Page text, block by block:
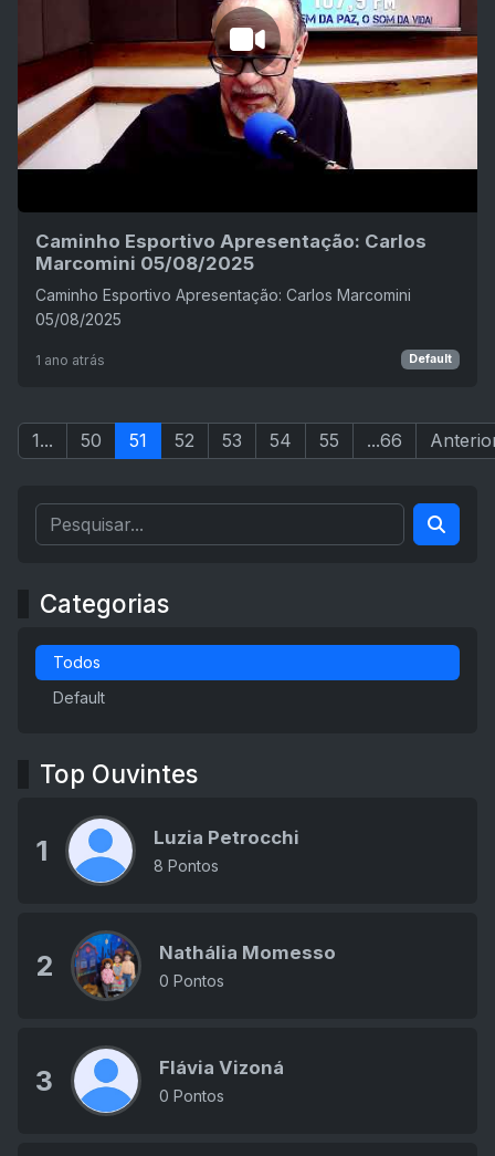
Caminho Esportivo Apresentação: Carlos
Marcomini 05/08/2025
Caminho Esportivo Apresentação: Carlos Marcomini
05/08/2025
1 ano atrás Default
1... 50 51 52 53 54 55 ...66
Categorias
Todos
Default
Top Ouvintes
1 Luzia Petrocchi
8 Pontos
2 Nathália Momesso
0 Pontos
3 Flávia Vizoná
0 Pontos